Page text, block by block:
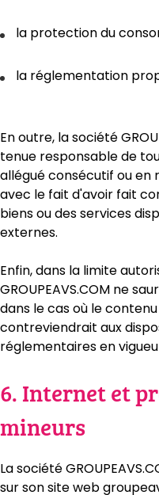
la protection du
la réglementation
En outre, la société
tenue responsable de
allégué consécutif ou en
avec le fait d'avoir fait
biens ou des services
externes.
Enfin, dans la limite
GROUPEAVS.COM ne
dans le cas où le
contreviendrait aux
réglementaires en
6. Internet et
mineurs
La société
sur son site web